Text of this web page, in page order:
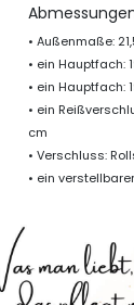
• Außenmaße:
• ein Hauptfach:
• ein Hauptfach:
• ein
cm
• Verschluss:
• ein